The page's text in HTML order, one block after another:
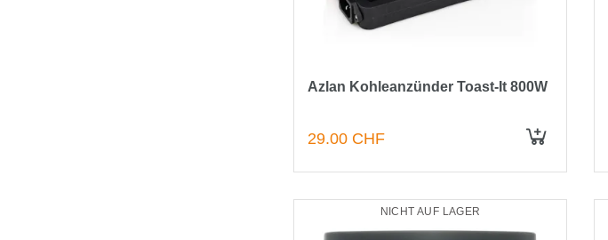
Azlan Kohleanzünder Toast-It 800W
29.00 CHF
NICHT AUF LAGER